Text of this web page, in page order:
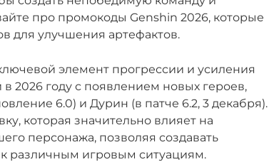
про промокоды Genshin 2026, которые
для улучшения артефактов.
элемент прогрессии и усиления
2026 году с появлением новых героев,
6.0) и Дурин (в патче 6.2, 3 декабря).
которая значительно влияет на
персонажа, позволяя создавать
различным игровым ситуациям.